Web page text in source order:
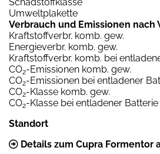
Umweltplakette
Verbrauch und Emissionen nach
Kraftstoffverbr. komb. gew.
Energieverbr. komb. gew.
Kraftstoffverbr. komb. bei
CO2-Emissionen komb. gew.
CO2-Emissionen bei entladener
CO2-Klasse komb. gew.
CO2-Klasse bei entladener Batterie
Standort
Details zum Cupra Formentor